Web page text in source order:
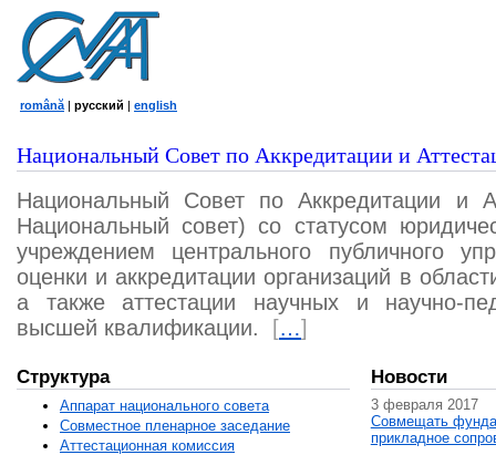
română | русский | english
Национальный Совет по Аккредитации и
Национальный Совет по Аккредитации и
Национальный совет) со статусом
учреждением центрального публичного
оценки и аккредитации организаций в
а также аттестации научных и научно-
высшей квалификации.
[…]
Структура
Аппарат национального совета
Совместное пленарное заседание
Аттестационная комисcия
Новости
3 февраля 2017
Совмещать
прикладное